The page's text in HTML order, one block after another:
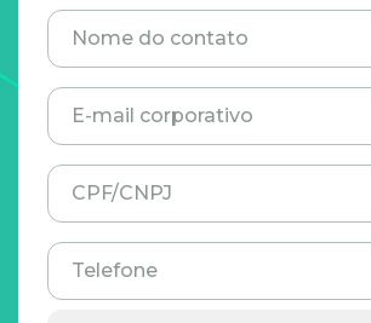
Nome do contato
E-mail corporativo
CPF/CNPJ
Telefone